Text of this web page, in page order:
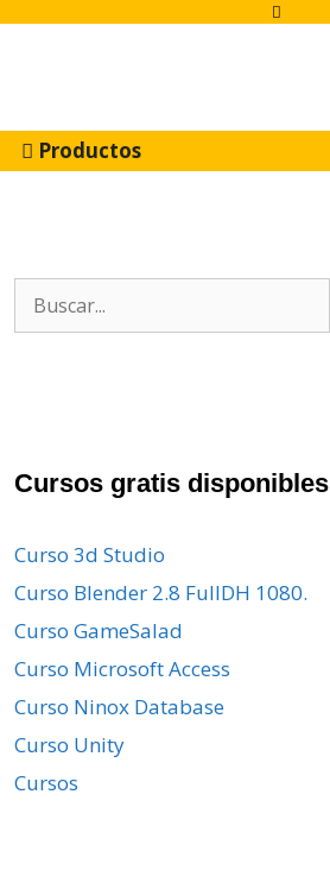
Productos
Buscar:
Cursos gratis disponibles
Curso 3d Studio
Curso Blender 2.8 FullDH 1080.
Curso GameSalad
Curso Microsoft Access
Curso Ninox Database
Curso Unity
Cursos